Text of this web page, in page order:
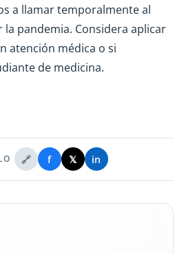
a llamar temporalmente al
pandemia. Considera aplicar
atención médica o si
de medicina.
🔗 f 𝕏 in